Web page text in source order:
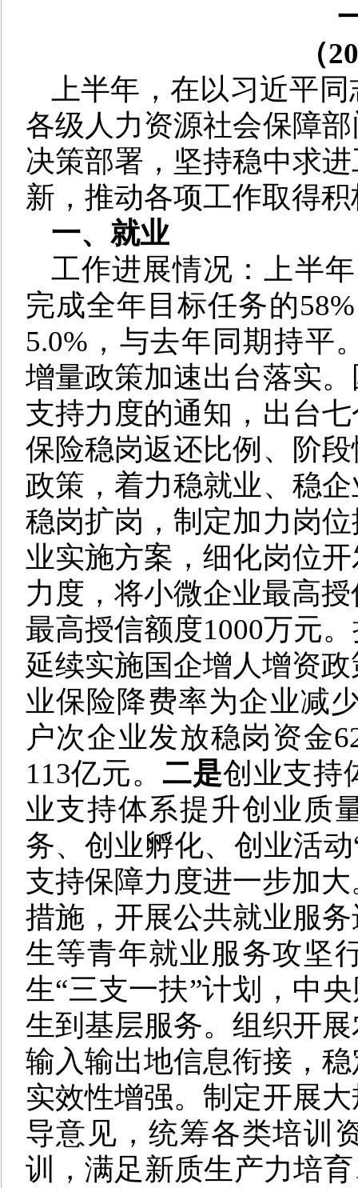
（
上半年，在以习近平
各级人力资源社会保障
决策部署，坚持稳中求
新，推动各项工作取得
一、就业
工作进展情况：
上半
完成全年目标任务的
5.0%，与去年同期持平
增量政策加速出台落实
支持力度的通知，出台
保险稳岗返还比例、阶
政策，着力稳就业、稳
稳岗扩岗，制定加力岗
业实施方案，细化岗位
力度，将小微企业最高
最高授信额度1000万元
延续实施国企增人增资
业保险降费率为企业减
户次企业发放稳岗资金
113亿元。 二是创业支持
业支持体系提升创业质
务、创业孵化、创业活
支持保障力度进一步加
措施，开展公共就业服
生等青年就业服务攻坚
生“三支一扶”计划，中
生到基层服务。组织开
输入输出地信息衔接，
实效性增强。制定开展
导意见，统筹各类培训
训，满足新质生产力培